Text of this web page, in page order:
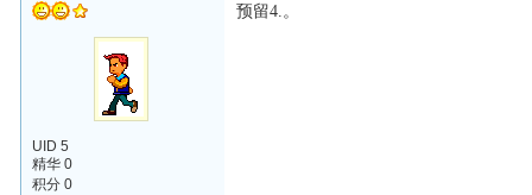
UID 5
精华 0
积分 0
预留4.。